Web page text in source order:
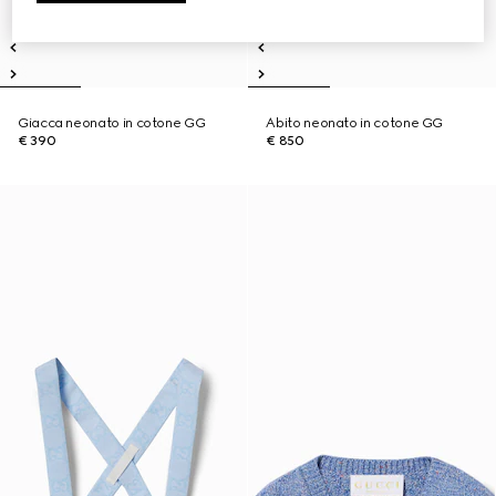
Giacca neonato in cotone GG
€ 390
Abito neonato in cotone GG
€ 850